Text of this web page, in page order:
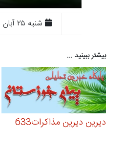
شنبه ۲۵ آبان ۱۳۹۸ - ۱۲:۴۴:۳۵ PM
بیشتر ببینید ...
دیرین دیرین مذاکرات633